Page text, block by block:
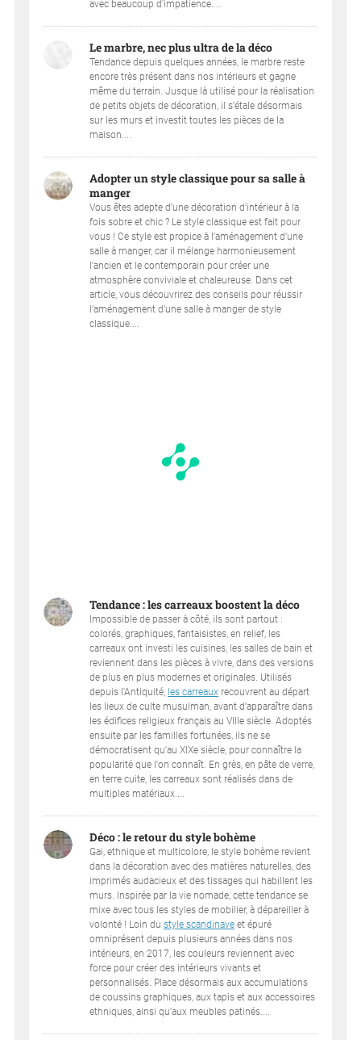
avec beaucoup d'impatience....
Le marbre, nec plus ultra de la déco
Tendance depuis quelques années, le marbre reste
encore très présent dans nos intérieurs et gagne
même du terrain. Jusque là utilisé pour la réalisation
de petits objets de décoration, il s'étale désormais
sur les murs et investit toutes les pièces de la
maison....
Adopter un style classique pour sa salle à
manger
Vous êtes adepte d’une décoration d’intérieur à la
fois sobre et chic ? Le style classique est fait pour
vous ! Ce style est propice à l’aménagement d’une
salle à manger, car il mélange harmonieusement
l’ancien et le contemporain pour créer une
atmosphère conviviale et chaleureuse. Dans cet
article, vous découvrirez des conseils pour réussir
l’aménagement d’une salle à manger de style
classique....
Tendance : les carreaux boostent la déco
Impossible de passer à côté, ils sont partout :
colorés, graphiques, fantaisistes, en relief, les
carreaux ont investi les cuisines, les salles de bain et
reviennent dans les pièces à vivre, dans des versions
de plus en plus modernes et originales. Utilisés
depuis l'Antiquité, les carreaux recouvrent au départ
les lieux de culte musulman, avant d’apparaître dans
les édifices religieux français au VIIIe siècle. Adoptés
ensuite par les familles fortunées, ils ne se
démocratisent qu'au XIXe siècle, pour connaître la
popularité que l'on connaît. En grès, en pâte de verre,
en terre cuite, les carreaux sont réalisés dans de
multiples matériaux....
Déco : le retour du style bohème
Gai, ethnique et multicolore, le style bohème revient
dans la décoration avec des matières naturelles, des
imprimés audacieux et des tissages qui habillent les
murs. Inspirée par la vie nomade, cette tendance se
mixe avec tous les styles de mobilier, à dépareiller à
volonté ! Loin dustyle scandinave et épuré
omniprésent depuis plusieurs années dans nos
intérieurs, en 2017, les couleurs reviennent avec
force pour créer des intérieurs vivants et
personnalisés. Place désormais aux accumulations
de coussins graphiques, aux tapis et aux accessoires
ethniques, ainsi qu'aux meubles patinés....